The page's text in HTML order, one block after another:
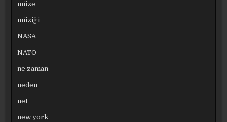
müze
müziği
NASA
NATO
ne zaman
neden
net
new york